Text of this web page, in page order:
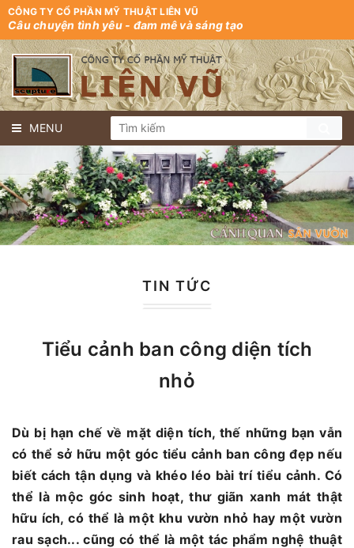
CÔNG TY CỔ PHẦN MỸ THUẬT LIÊN VŨ
Câu chuyện tình yêu - đam mê và sáng tạo
MENU
TIN TỨC
Tiểu cảnh ban công diện tích
nhỏ
Dù bị hạn chế về mặt diện tích, thế những bạn vẫn
có thể sở hữu một góc tiểu cảnh ban công đẹp nếu
biết cách tận dụng và khéo léo bài trí tiểu cảnh. Có
thể là mộc góc sinh hoạt, thư giãn xanh mát thật
hữu ích, có thể là một khu vườn nhỏ hay một vườn
rau sạch... cũng có thể là một tác phẩm nghệ thuật